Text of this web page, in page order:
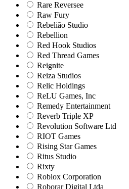
Rare Reversee
Raw Fury
Rebelião Studio
Rebellion
Red Hook Studios
Red Thread Games
Reignite
Reiza Studios
Relic Holdings
ReLU Games, Inc
Remedy Entertainment
Reverb Triple XP
Revolution Software Ltd
RIOT Games
Rising Star Games
Ritus Studio
Rixty
Roblox Corporation
Roborar Digital Ltda